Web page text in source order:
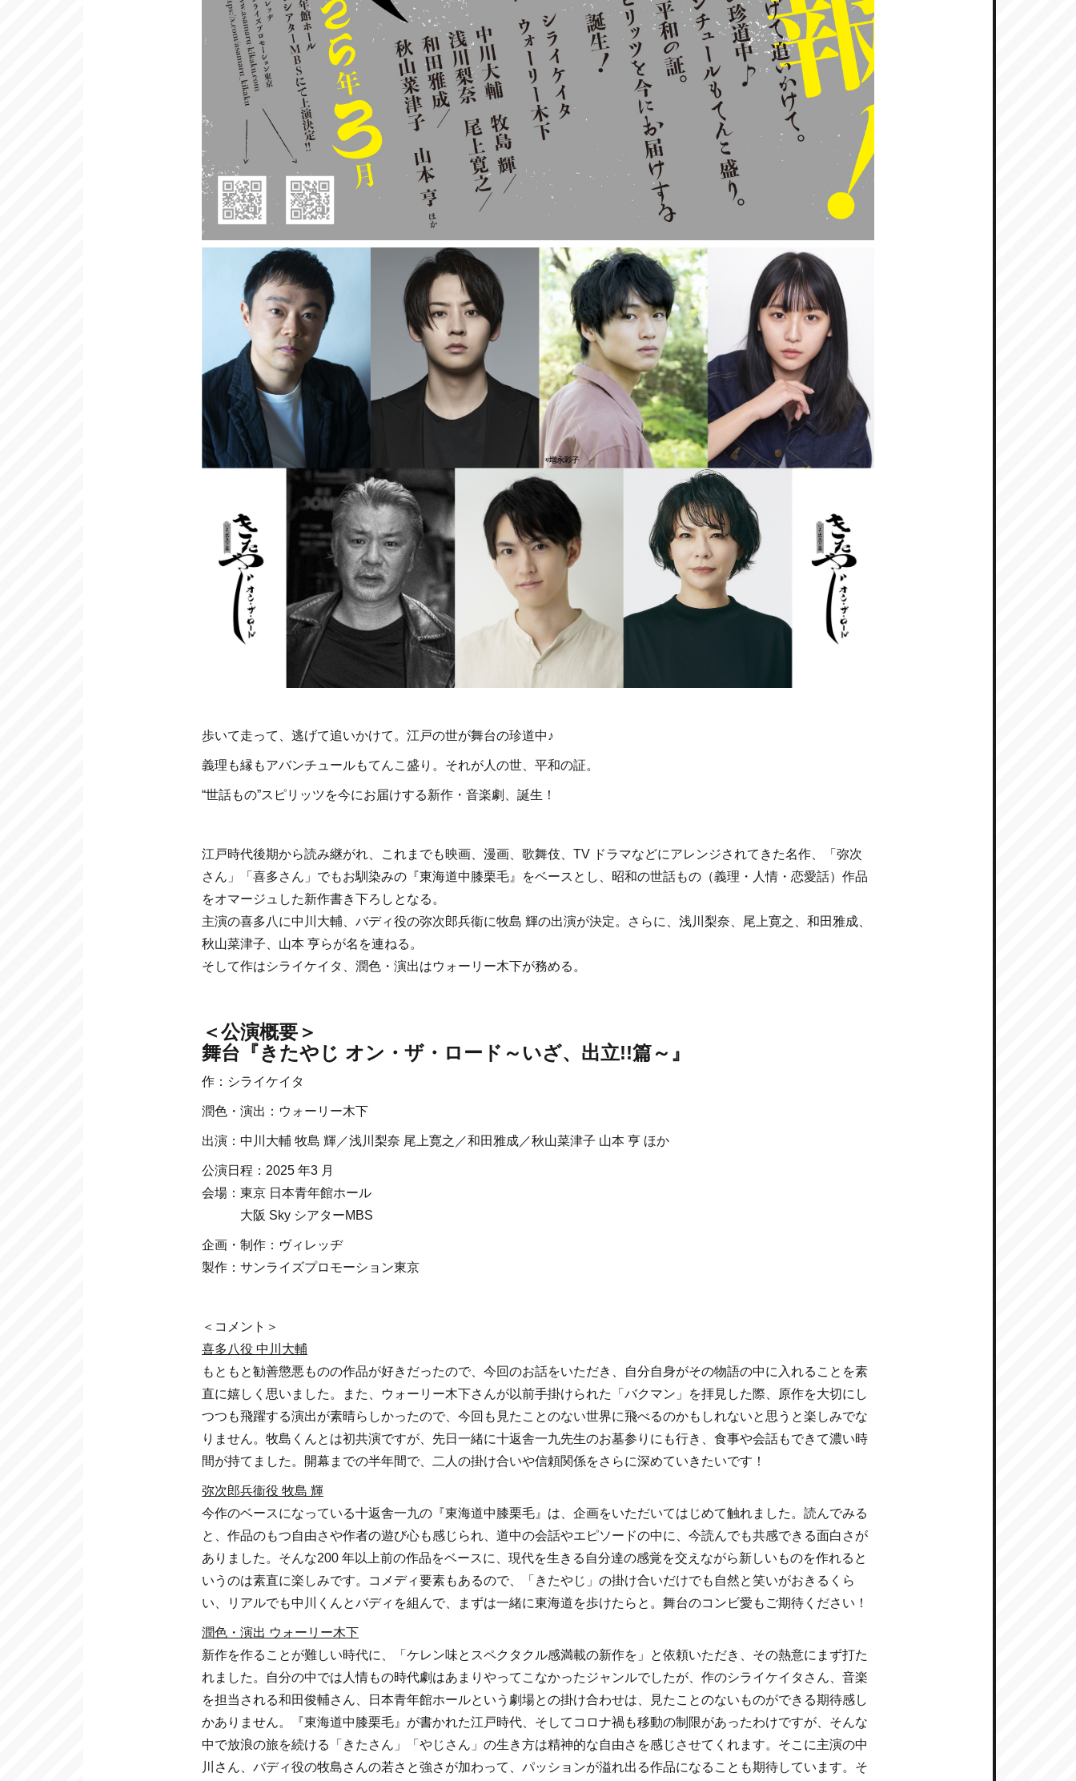
歩いて走って、逃げて追いかけて。江戸の世が舞台の珍道中♪
義理も縁もアバンチュールもてんこ盛り。それが人の世、平和の証。
“世話もの”スピリッツを今にお届けする新作・音楽劇、誕生！
江戸時代後期から読み継がれ、これまでも映画、漫画、歌舞伎、TV ドラマなどにアレンジされてきた名作、「弥次
さん」「喜多さん」でもお馴染みの『東海道中膝栗毛』をベースとし、昭和の世話もの（義理・人情・恋愛話）作品
をオマージュした新作書き下ろしとなる。
主演の喜多八に中川大輔、バディ役の弥次郎兵衞に牧島 輝の出演が決定。さらに、浅川梨奈、尾上寛之、和田雅成、
秋山菜津子、山本 亨らが名を連ねる。
そして作はシライケイタ、潤色・演出はウォーリー木下が務める。
＜公演概要＞
舞台『きたやじ オン・ザ・ロード～いざ、出立!!篇～』
作：シライケイタ
潤色・演出：ウォーリー木下
出演：中川大輔 牧島 輝／浅川梨奈 尾上寛之／和田雅成／秋山菜津子 山本 亨 ほか
公演日程：2025 年3 月
会場：東京 日本青年館ホール
大阪 Sky シアターMBS
企画・制作：ヴィレッヂ
製作：サンライズプロモーション東京
＜コメント＞
喜多八役 中川大輔
もともと勧善懲悪ものの作品が好きだったので、今回のお話をいただき、自分自身がその物語の中に入れることを素
直に嬉しく思いました。また、ウォーリー木下さんが以前手掛けられた「バクマン」を拝見した際、原作を大切にし
つつも飛躍する演出が素晴らしかったので、今回も見たことのない世界に飛べるのかもしれないと思うと楽しみでな
りません。牧島くんとは初共演ですが、先日一緒に十返舎一九先生のお墓参りにも行き、食事や会話もできて濃い時
間が持てました。開幕までの半年間で、二人の掛け合いや信頼関係をさらに深めていきたいです！
弥次郎兵衞役 牧島 輝
今作のベースになっている十返舎一九の『東海道中膝栗毛』は、企画をいただいてはじめて触れました。読んでみる
と、作品のもつ自由さや作者の遊び心も感じられ、道中の会話やエピソードの中に、今読んでも共感できる面白さが
ありました。そんな200 年以上前の作品をベースに、現代を生きる自分達の感覚を交えながら新しいものを作れると
いうのは素直に楽しみです。コメディ要素もあるので、「きたやじ」の掛け合いだけでも自然と笑いがおきるくら
い、リアルでも中川くんとバディを組んで、まずは一緒に東海道を歩けたらと。舞台のコンビ愛もご期待ください！
潤色・演出 ウォーリー木下
新作を作ることが難しい時代に、「ケレン味とスペクタクル感満載の新作を」と依頼いただき、その熱意にまず打た
れました。自分の中では人情もの時代劇はあまりやってこなかったジャンルでしたが、作のシライケイタさん、音楽
を担当される和田俊輔さん、日本青年館ホールという劇場との掛け合わせは、見たことのないものができる期待感し
かありません。『東海道中膝栗毛』が書かれた江戸時代、そしてコロナ禍も移動の制限があったわけですが、そんな
中で放浪の旅を続ける「きたさん」「やじさん」の生き方は精神的な自由さを感じさせてくれます。そこに主演の中
川さん、バディ役の牧島さんの若さと強さが加わって、パッションが溢れ出る作品になることも期待しています。そ